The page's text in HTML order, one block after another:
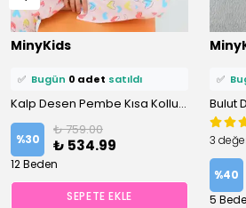
MinyKids
⭐️ Bu ürünü1 kişifavoriledi!
0 kişi
✅ Bugün 0 adet satıldı
Kalp Desen Pembe Kısa Kollu %100 Pamuklu Kız Çocuk Pijama Takım
%30
₺ 759.00
₺ 534.99
12 Beden
SEPETE EKLE
⭐️ Bu
0
✅
3
%40
5